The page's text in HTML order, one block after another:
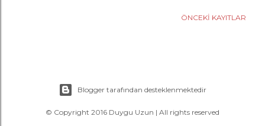
ÖNCEKI KAYITLAR
Blogger tarafından desteklenmektedir
© Copyright 2016 Duygu Uzun | All rights reserved